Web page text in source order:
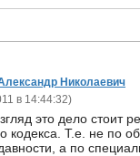
Николаевич
в 14:44:32)
это дело стоит
кодекса. Т.е. не по
а по